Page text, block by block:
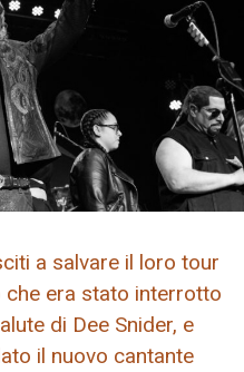
a salvare il loro tour
era stato interrotto
di Dee Snider, e
il nuovo cantante